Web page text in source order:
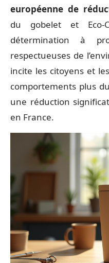
européenne de
du gobelet et Eco-
détermination à
respectueuses de
incite les citoyens et
comportements plus
une réduction
en France.